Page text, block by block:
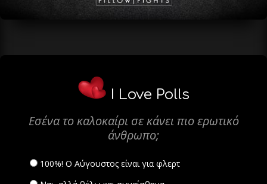
I Love Polls
Εσένα το καλοκαίρι σε κάνει πιο ερωτικό
άνθρωπο;
100%! Ο Αύγουστος είναι για φλερτ